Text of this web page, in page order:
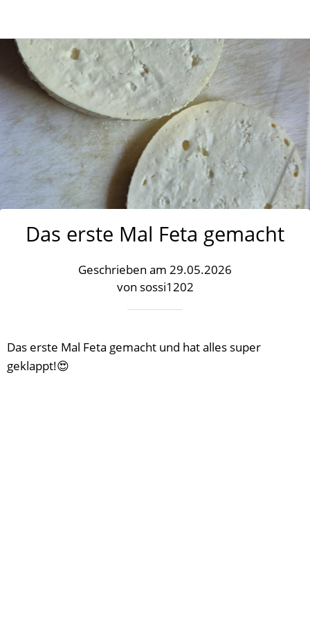
Das erste Mal Feta gemacht
Geschrieben am 29.05.2026
von sossi1202
Das erste Mal Feta gemacht und hat alles super
geklappt!😍